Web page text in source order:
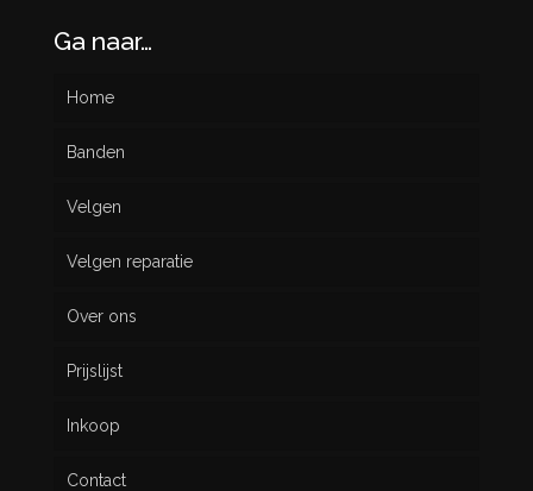
Ga naar…
Home
Banden
Nieuw
Gebruikt
Velgen
Velgen reparatie
Over ons
Prijslijst
Inkoop
Contact